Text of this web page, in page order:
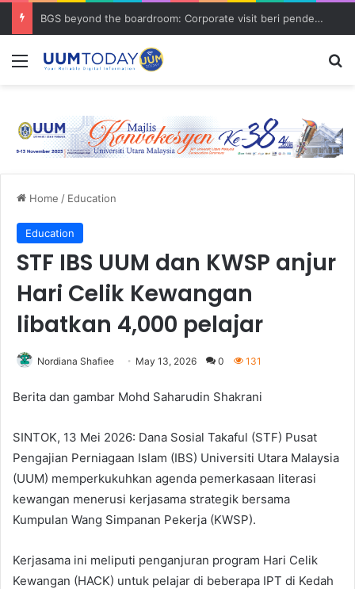
BGS beyond the boardroom: Corporate visit beri pendedahan dunia korporat kepada PELAJAR UUM
Menu
Home / Education
Education
STF IBS UUM dan KWSP anjur
Hari Celik Kewangan
libatkan 4,000 pelajar
Nordiana Shafiee May 13, 2026 0 131
Berita dan gambar Mohd Saharudin Shakrani
SINTOK, 13 Mei 2026: Dana Sosial Takaful (STF) Pusat
Pengajian Perniagaan Islam (IBS) Universiti Utara Malaysia
(UUM) memperkukuhkan agenda pemerkasaan literasi
kewangan menerusi kerjasama strategik bersama
Kumpulan Wang Simpanan Pekerja (KWSP).
Kerjasama ini meliputi penganjuran program Hari Celik
Kewangan (HACK) untuk pelajar di beberapa IPT di Kedah